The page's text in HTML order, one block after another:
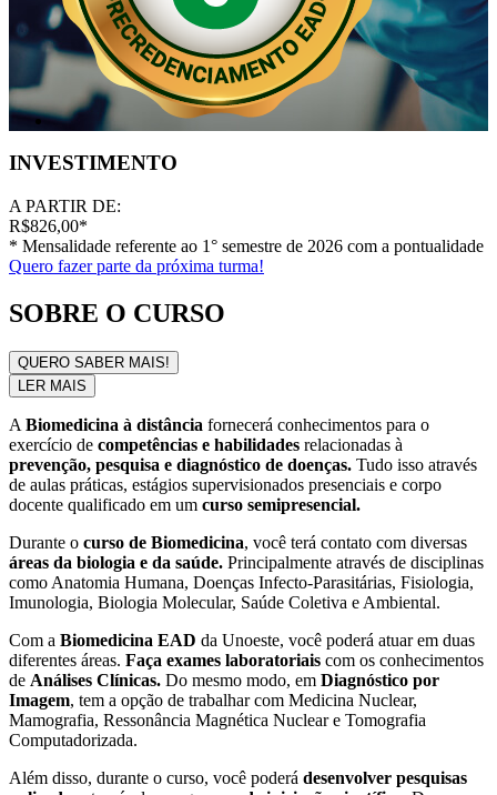
INVESTIMENTO
A PARTIR DE:
R$826,00*
* Mensalidade referente ao 1° semestre de 2026 com a pontualidade
Quero fazer parte da próxima turma!
SOBRE O CURSO
QUERO SABER MAIS!
LER MAIS
A Biomedicina à distância fornecerá conhecimentos para o
exercício de competências e habilidades relacionadas à
prevenção, pesquisa e diagnóstico de doenças. Tudo isso através
de aulas práticas, estágios supervisionados presenciais e corpo
docente qualificado em um curso semipresencial.
Durante o curso de Biomedicina, você terá contato com diversas
áreas da biologia e da saúde. Principalmente através de disciplinas
como Anatomia Humana, Doenças Infecto-Parasitárias, Fisiologia,
Imunologia, Biologia Molecular, Saúde Coletiva e Ambiental.
Com a Biomedicina EAD da Unoeste, você poderá atuar em duas
diferentes áreas. Faça exames laboratoriais com os conhecimentos
de Análises Clínicas. Do mesmo modo, em Diagnóstico por
Imagem, tem a opção de trabalhar com Medicina Nuclear,
Mamografia, Ressonância Magnética Nuclear e Tomografia
Computadorizada.
Além disso, durante o curso, você poderá desenvolver pesquisas